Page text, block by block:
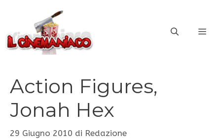
contenuto
Action Figures,
Jonah Hex
29 Giugno 2010 di Redazione